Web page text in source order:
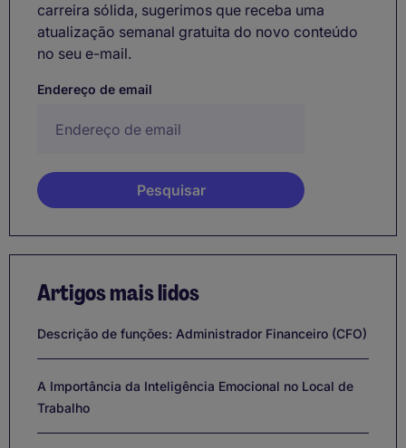
carreira sólida, sugerimos que receba uma
atualização semanal gratuita do novo conteúdo
no seu e-mail.
Endereço de email
Artigos mais lidos
Descrição de funções: Administrador Financeiro (CFO)
A Importância da Inteligência Emocional no Local de
Trabalho